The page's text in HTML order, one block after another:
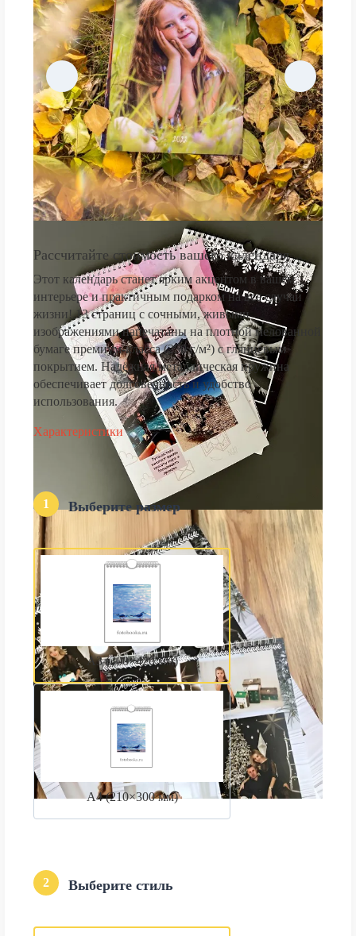
Рассчитайте стоимость вашего календаря
Этот календарь станет ярким акцентом в вашем
интерьере и практичным подарком на все случаи
жизни! 13 страниц с сочными, живыми
изображениями напечатаны на плотной мелованной
бумаге премиум-класса (250 г/м²) с глянцевым
покрытием. Надёжная металлическая пружина
обеспечивает долговечность и удобство
использования.
Характеристики
1 Выберите размер
А3 (300×420 мм)
А4 (210×300 мм)
2 Выберите стиль